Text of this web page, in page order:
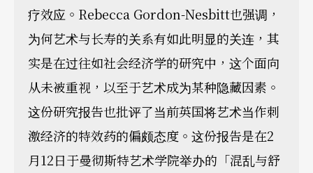
疗效应。Rebecca Gordon-Nesbitt也强调，
为何艺术与长寿的关系有如此明显的关连，其
实是在过往如社会经济学的研究中，这个面向
从未被重视，以至于艺术成为某种隐藏因素。
这份研究报告也批评了当前英国将艺术当作刺
激经济的特效药的偏颇态度。这份报告是在2
月12日于曼彻斯特艺术学院举办的「混乱与舒